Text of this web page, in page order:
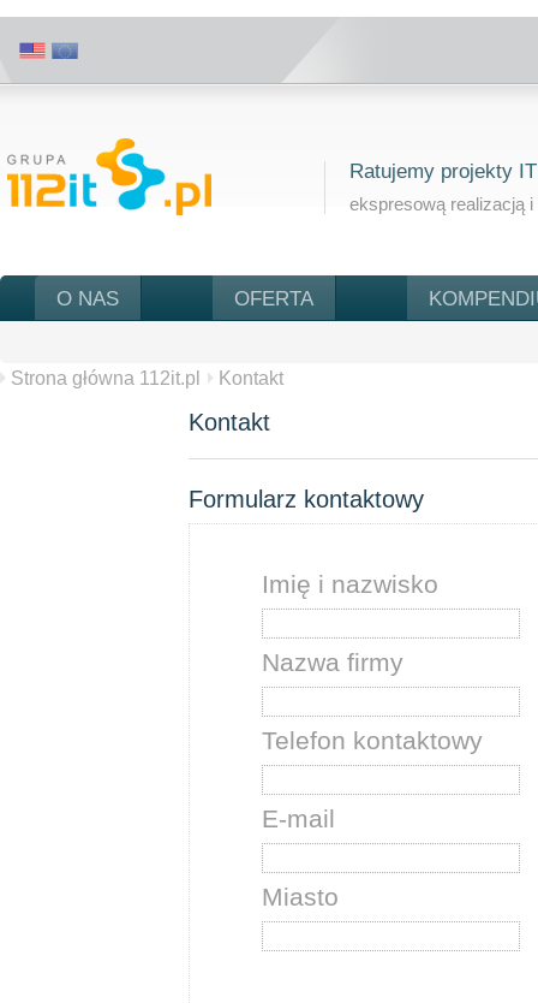
Ratujemy projekty IT
ekspresową realizacją i
O NAS OFERTA
Strona główna 112it.pl Kontakt
Kontakt
Formularz kontaktowy
Imię i nazwisko
Nazwa firmy
Telefon kontaktowy
E-mail
Miasto